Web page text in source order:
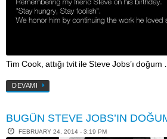
Tim Cook, attığı tvit ile Steve Jobs’ı doğum
DEVAMI
BUGÜN STEVE JOBS’IN
FEBRUARY 24, 2014 - 3:19 PM